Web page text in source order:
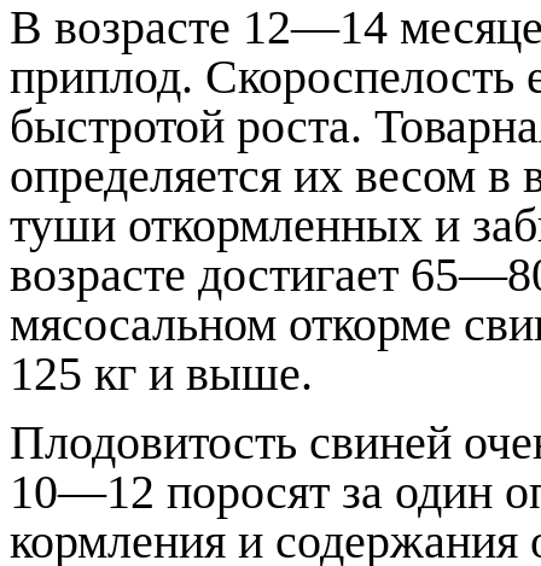
В возрасте 12—14
приплод. Скороспелость
быстротой роста.
определяется их весом
туши откормленных и
возрасте достигает
мясосальном откорме
125 кг и выше.
Плодовитость свиней
10—12 поросят за один
кормления и